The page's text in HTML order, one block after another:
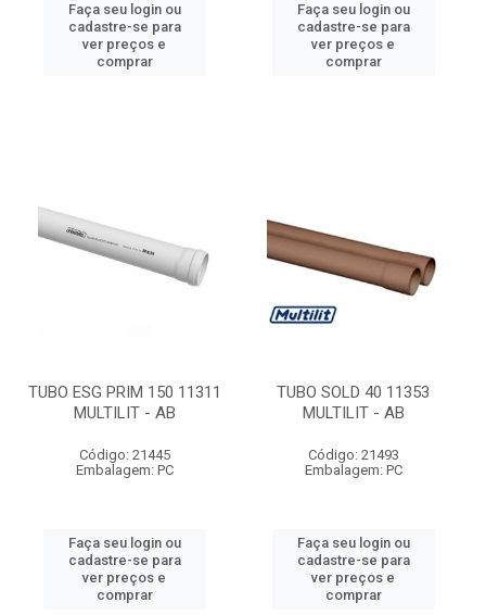
Faça seu login ou
cadastre-se para
ver preços e
comprar
Faça seu login ou
cadastre-se para
ver preços e
comprar
TUBO ESG PRIM 150 11311
MULTILIT - AB
Código: 21445
Embalagem: PC
Faça seu login ou
cadastre-se para
ver preços e
comprar
TUBO SOLD 40 11353
MULTILIT - AB
Código: 21493
Embalagem: PC
Faça seu login ou
cadastre-se para
ver preços e
comprar